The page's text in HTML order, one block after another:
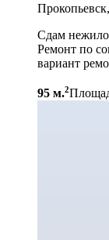
Сдам
Ремонт по
вариант
95 м.2